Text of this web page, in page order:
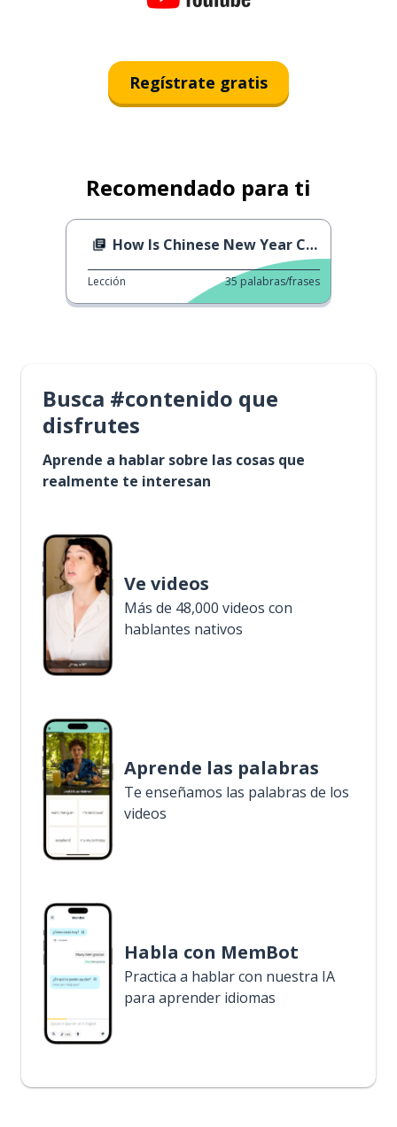
Regístrate gratis
Recomendado para ti
How Is Chinese New Year Celebrated?
Lección 35 palabras/frases
Busca #contenido que
disfrutes
Aprende a hablar sobre las cosas que
realmente te interesan
Ve videos
Más de 48,000 videos con
hablantes nativos
Aprende las palabras
Te enseñamos las palabras de los
videos
Habla con MemBot
Practica a hablar con nuestra IA
para aprender idiomas